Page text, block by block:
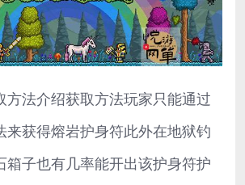
方法介绍获取方法玩家只能通过
来获得熔岩护身符此外在地狱钓
箱子也有几率能开出该护身符护